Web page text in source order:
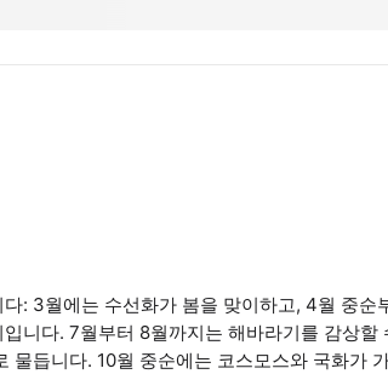
: 3월에는 수선화가 봄을 맞이하고, 4월 중순
니다. 7월부터 8월까지는 해바라기를 감상할
물듭니다. 10월 중순에는 코스모스와 국화가